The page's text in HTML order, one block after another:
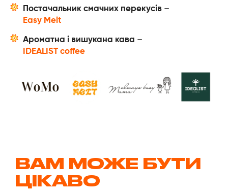
Постачальник смачних перекусів –
Easy Melt
Ароматна і вишукана кава –
IDEALIST coffee
ВАМ МОЖЕ БУТИ
ЦІКАВО